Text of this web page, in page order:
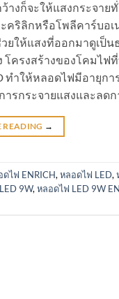
งก็จะให้แสงกระจาย
คริลิกหรือโพลีคาร์บอ
ยให้แสงที่ออกมาดูเป็
ครงสร้างของโคมไฟ
ำให้หลอดไฟมีอายุกา
รกระจายแสงและลด
READING →
ดไฟ ENRICH, หลอดไฟ LED,
9W, หลอดไฟ LED 9W